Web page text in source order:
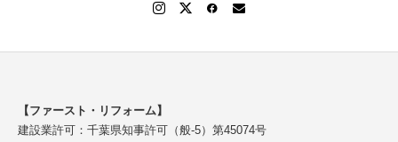
【ファースト・リフォーム】
建設業許可：千葉県知事許可（般-5）第45074号